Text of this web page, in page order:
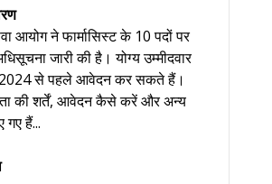
आयोग ने फार्मासिस्ट के 10 पदों पर
जारी की है। योग्य उम्मीदवार
से पहले आवेदन कर सकते हैं।
की शर्तें, आवेदन कैसे करें और अन्य
गए हैं...